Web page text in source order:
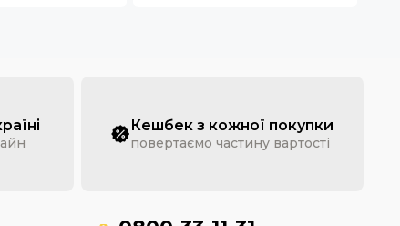
Кешбек з кожної покупки
повертаємо частину вартості